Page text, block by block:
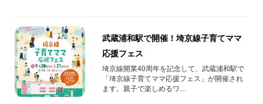
武蔵浦和駅で開催！埼京線子育てママ
応援フェス
埼京線開業40周年を記念して、武蔵浦和駅で
「埼京線子育てママ応援フェス」が開催され
ます。親子で楽しめるワ...